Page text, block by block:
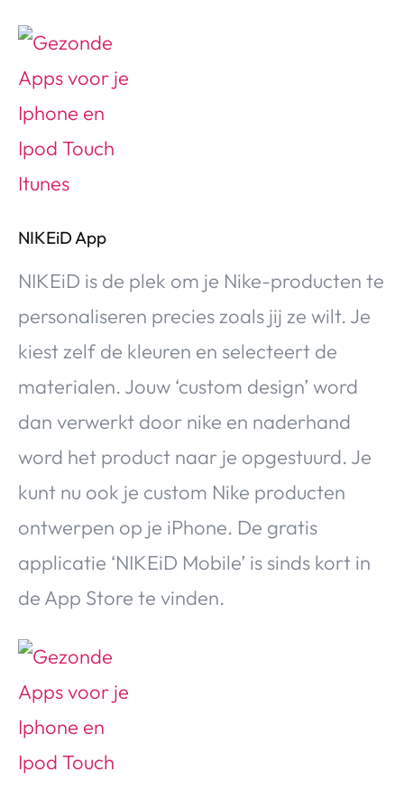
NIKEiD App
NIKEiD is de plek om je Nike-producten te
personaliseren precies zoals jij ze wilt. Je
kiest zelf de kleuren en selecteert de
materialen. Jouw ‘custom design’ word
dan verwerkt door nike en naderhand
word het product naar je opgestuurd. Je
kunt nu ook je custom Nike producten
ontwerpen op je iPhone. De gratis
applicatie ‘NIKEiD Mobile’ is sinds kort in
de App Store te vinden.